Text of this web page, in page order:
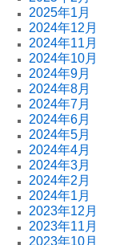
2025年1月
2024年12月
2024年11月
2024年10月
2024年9月
2024年8月
2024年7月
2024年6月
2024年5月
2024年4月
2024年3月
2024年2月
2024年1月
2023年12月
2023年11月
2023年10月